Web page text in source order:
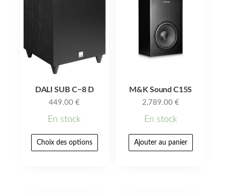
DALI SUB C−8 D
449.00€
En stock
Choix des options
M&K Sound C15S
2,789.00 €
En stock
Ajouter au panier